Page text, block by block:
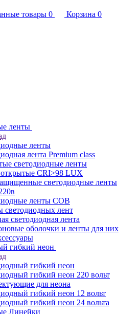
товары 0 Корзина 0
ленты
ленты
лента Premium class
светодиодные ленты
CRI>98 LUX
светодиодные ленты
ленты COB
светодиодных лент
светодиодная лента
оболочки и ленты для них
гибкий неон
гибкий неон
гибкий неон 220 вольт
для неона
гибкий неон 12 вольт
гибкий неон 24 вольта
Линейки